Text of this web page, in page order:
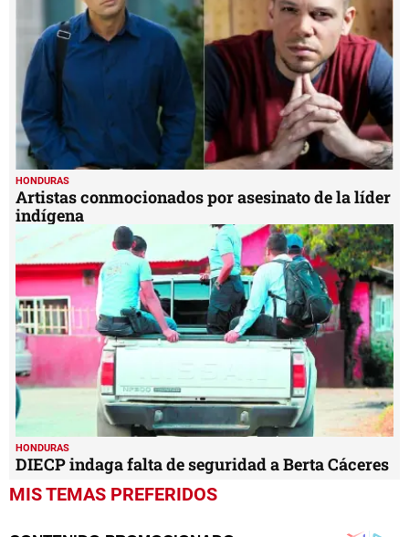
HONDURAS
Artistas conmocionados por asesinato de la líder
indígena
HONDURAS
DIECP indaga falta de seguridad a Berta Cáceres
MIS TEMAS PREFERIDOS